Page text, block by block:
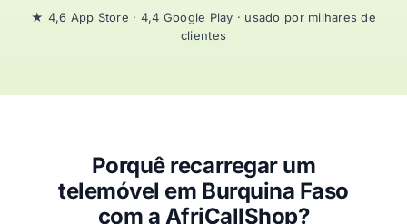
★ 4,6 App Store · 4,4 Google Play · usado por milhares de
clientes
Porquê recarregar um
telemóvel em Burquina Faso
com a AfriCallShop?